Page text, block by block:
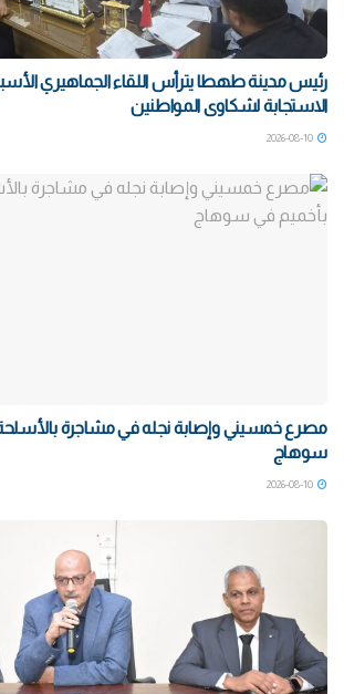
رئيس مدينة طهطا يترأس اللقاء الجماهيري
الاستجابة لشكاوى المواطنين
مصرع خمسيني وإصابة نجله في مشاجرة بالأسلحة
سوهاج